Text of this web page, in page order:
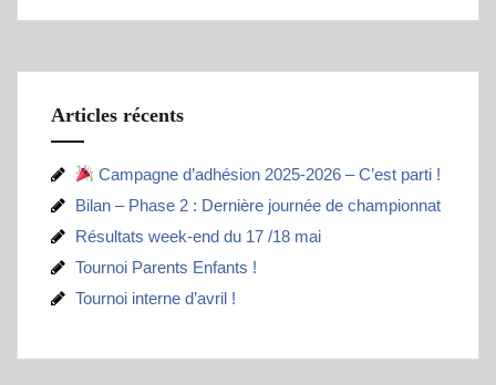
Articles récents
Campagne d’adhésion 2025-2026 – C’est parti !
Bilan – Phase 2 : Dernière journée de championnat
Résultats week-end du 17 /18 mai
Tournoi Parents Enfants !
Tournoi interne d’avril !